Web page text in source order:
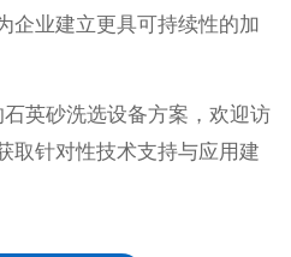
企业建立更具可持续性的加
英砂洗选设备方案，欢迎访
取针对性技术支持与应用建